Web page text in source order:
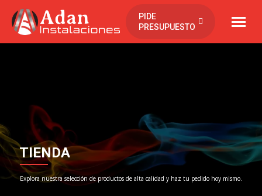
contenido
PIDE
PRESUPUESTO
TIENDA
Explora nuestra selección de productos de alta calidad y haz tu pedido hoy mismo.